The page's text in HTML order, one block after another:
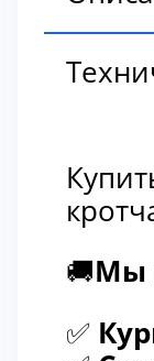
🚚Мы
✅